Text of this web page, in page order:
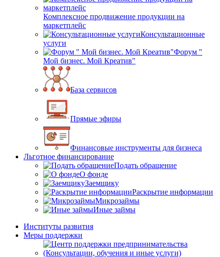
Комплексное продвижение продукции на
маркетплейс
Консультационные
услуги
Форум "
Мой бизнес. Мой Креатив"
База сервисов
Прямые эфиры
Финансовые инструменты для бизнеса
Льготное финансирование
Подать обращение
О фонде
Заемщику
Раскрытие информации
Микрозаймы
Иные займы
Институты развития
Меры поддержки